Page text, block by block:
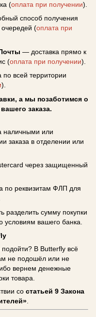
(оплата при получении).
способ получения
очередей (оплата при
— доставка прямо к
(оплата при получении).
всей территории
).
а мы позаботимся о
заказа.
наличными или
заказа в отделении или
через защищенный
по реквизитам ФЛП для
разделить сумму покупки
условиям вашего банка.
В Butterfly всё
не подошёл или не
вернем денежные
товара.
со статьей 9 Закона